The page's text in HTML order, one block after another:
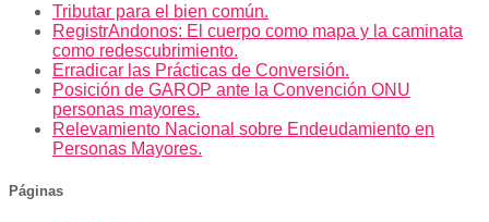
Tributar para el bien común.
RegistrAndonos: El cuerpo como mapa y la caminata
como redescubrimiento.
Erradicar las Prácticas de Conversión.
Posición de GAROP ante la Convención ONU
personas mayores.
Relevamiento Nacional sobre Endeudamiento en
Personas Mayores.
Páginas